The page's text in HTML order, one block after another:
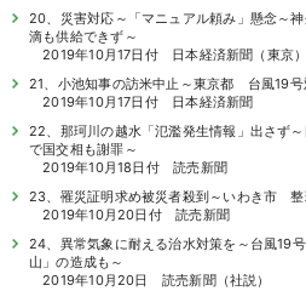
20、災害対応～「マニュアル頼み」懸念～
滴も供給できず～
2019年10月17日付 日本経済新聞（東京）
21、小池知事の訪米中止～東京都 台風19号
2019年10月17日付 日本経済新聞
22、那珂川の越水「氾濫発生情報」出さ
で国交相も謝罪～
2019年10月18日付 読売新聞
23、罹災証明求め被災者殺到～いわき市
2019年10月20日付 読売新聞
24、異常気象に耐える治水対策を～台風19
山」の造成も～
2019年10月20日 読売新聞（社説）